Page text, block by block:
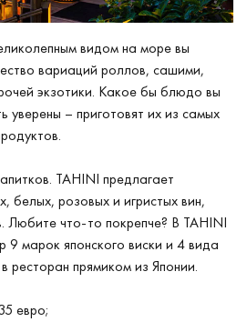
видом на море вы
вариаций роллов, сашими,
экзотики. Какое бы блюдо вы
уверены – приготовят их из самых
TAHINI предлагает
белых, розовых и игристых вин,
Любите что-то покрепче? В TAHINI
марок японского виски и 4 вида
ресторан прямиком из Японии.
евро;